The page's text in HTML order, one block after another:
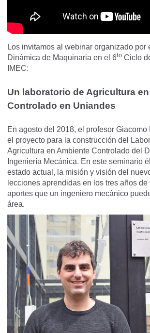
Los invitamos al webinar organizado por
Dinámica de Maquinaria en el 6to Ciclo
IMEC:
Un laboratorio de Agricultura
Controlado en Uniandes
En agosto del 2018, el profesor
el proyecto para la construcción del
Agricultura en Ambiente Controlado del
Ingeniería Mecánica. En este seminario
estado actual, la misión y visión del
lecciones aprendidas en los tres años
aportes que un ingeniero mecánico
área.